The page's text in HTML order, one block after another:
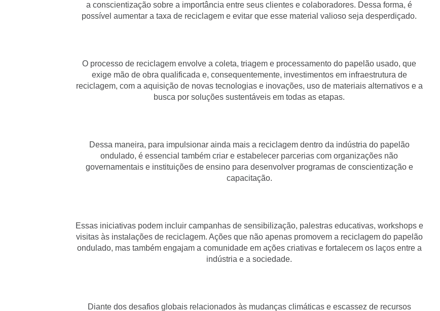
a conscientização sobre a importância entre seus clientes e colaboradores. Dessa forma, é
possível aumentar a taxa de reciclagem e evitar que esse material valioso seja desperdiçado.
O processo de reciclagem envolve a coleta, triagem e processamento do papelão usado, que
exige mão de obra qualificada e, consequentemente, investimentos em infraestrutura de
reciclagem, com a aquisição de novas tecnologias e inovações, uso de materiais alternativos e a
busca por soluções sustentáveis em todas as etapas.
Dessa maneira, para impulsionar ainda mais a reciclagem dentro da indústria do papelão
ondulado, é essencial também criar e estabelecer parcerias com organizações não
governamentais e instituições de ensino para desenvolver programas de conscientização e
capacitação.
Essas iniciativas podem incluir campanhas de sensibilização, palestras educativas, workshops e
visitas às instalações de reciclagem. Ações que não apenas promovem a reciclagem do papelão
ondulado, mas também engajam a comunidade em ações criativas e fortalecem os laços entre a
indústria e a sociedade.
Diante dos desafios globais relacionados às mudanças climáticas e escassez de recursos